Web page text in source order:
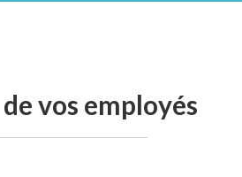
vos employés